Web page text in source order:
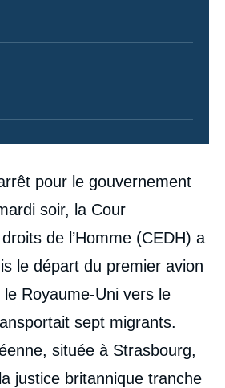
pour le gouvernement
soir, la Cour
de l’Homme (CEDH) a
le départ du premier avion
Royaume-Uni vers le
sept migrants.
située à Strasbourg,
justice britannique tranche